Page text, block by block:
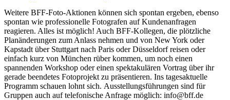
Weitere BFF-Foto-Aktionen können sich spontan ergeben, ebenso
spontan wie professionelle Fotografen auf Kundenanfragen
reagieren. Alles ist möglich! Auch BFF-Kollegen, die plötzliche
Planänderungen zum Anlass nehmen und von New York oder
Kapstadt über Stuttgart nach Paris oder Düsseldorf reisen oder
einfach kurz von München rüber kommen, um noch einen
spannenden Workshop oder einen spektakulären Vortrag über ihr
gerade beendetes Fotoprojekt zu präsentieren. Ins tagesaktuelle
Programm schauen lohnt sich. Ausstellungsführungen sind für
Gruppen auch auf telefonische Anfrage möglich: info@bff.de